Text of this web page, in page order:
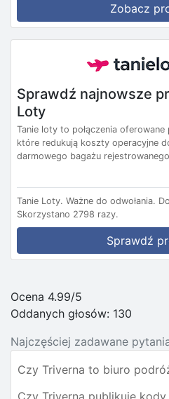
Zobacz
Sprawdź najnowsze
Loty
Tanie loty to połączenia
które redukują koszty operacyjne
darmowego bagażu
Tanie Loty. Ważne do odwołania.
Skorzystano 2798 razy.
Sprawdź
Ocena 4.99/5
Oddanych głosów: 130
Najczęściej zadawane
Czy Triverna to biuro